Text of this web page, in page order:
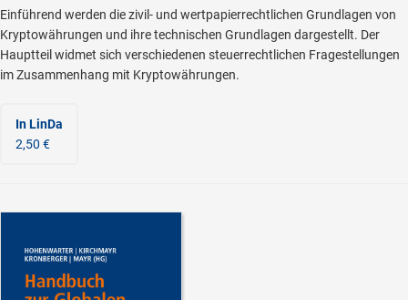
Einführend werden die zivil- und wertpapierrechtlichen Grundlagen von
Kryptowährungen und ihre technischen Grundlagen dargestellt. Der
Hauptteil widmet sich verschiedenen steuerrechtlichen Fragestellungen
im Zusammenhang mit Kryptowährungen.
In LinDa
2,50 €